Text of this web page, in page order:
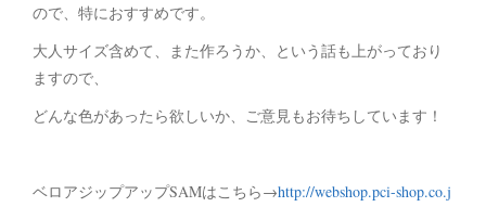
ので、特におすすめです。
大人サイズ含めて、また作ろうか、という話も上がっており
ますので、
どんな色があったら欲しいか、ご意見もお待ちしています！
ベロアジップアップSAMはこちら→http://webshop.pci-shop.co.j